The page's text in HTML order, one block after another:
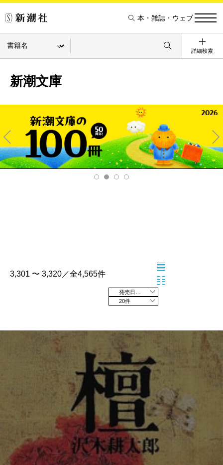
本・雑誌・ウェブ
詳細検索
新潮文庫
Pre
v
Ne
xt
3,301 〜 3,320／全4,565件
20件